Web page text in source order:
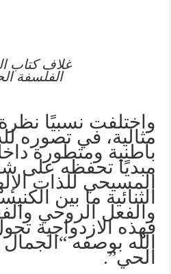
غلاف كتاب
الفلسفة
واختلفت نسبيًا نظرة
مثالية، في تصوره
باطنية ومتطورة
مبديًا تحفظه على
المسيحي للذات
الثنائية ما بين
والفعل الروحي
فهذه الازدواجية
الله بوصفه
الحي”.